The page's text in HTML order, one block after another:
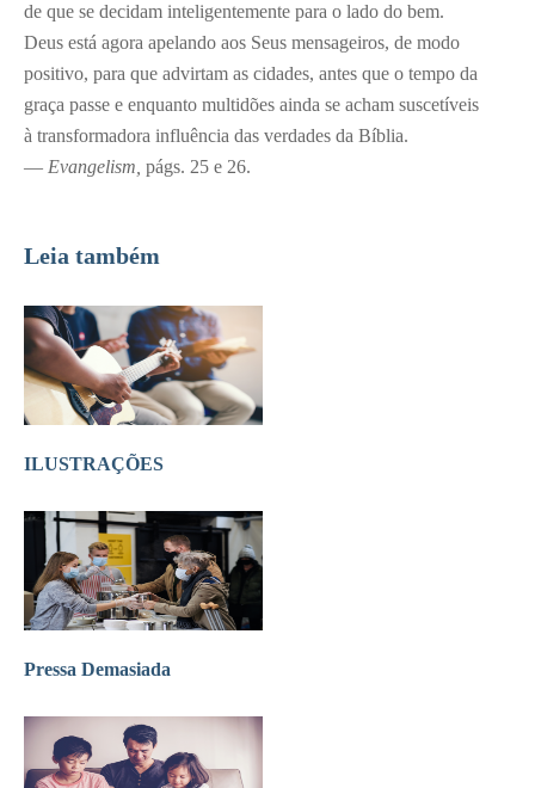
de que se decidam inteligentemente para o lado do bem.
Deus está agora apelando aos Seus mensageiros, de modo
positivo, para que advirtam as cidades, antes que o tempo da
graça passe e enquanto multidões ainda se acham suscetíveis
à transformadora influência das verdades da Bíblia.
— Evangelism, págs. 25 e 26.
Leia também
ILUSTRAÇÕES
Pressa Demasiada